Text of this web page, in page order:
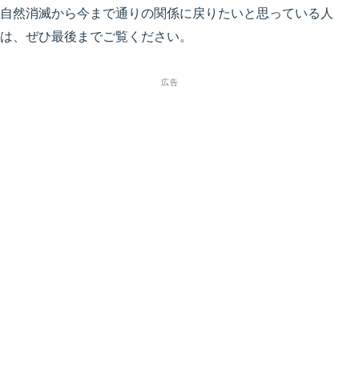
自然消滅から今まで通りの関係に戻りたいと思っている人
は、ぜひ最後までご覧ください。
広告